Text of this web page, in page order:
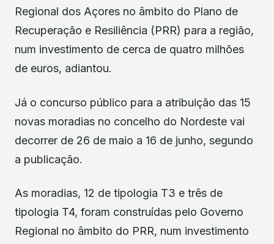
Regional dos Açores no âmbito do Plano de
Recuperação e Resiliência (PRR) para a região,
num investimento de cerca de quatro milhões
de euros, adiantou.
Já o concurso público para a atribuição das 15
novas moradias no concelho do Nordeste vai
decorrer de 26 de maio a 16 de junho, segundo
a publicação.
As moradias, 12 de tipologia T3 e três de
tipologia T4, foram construídas pelo Governo
Regional no âmbito do PRR, num investimento